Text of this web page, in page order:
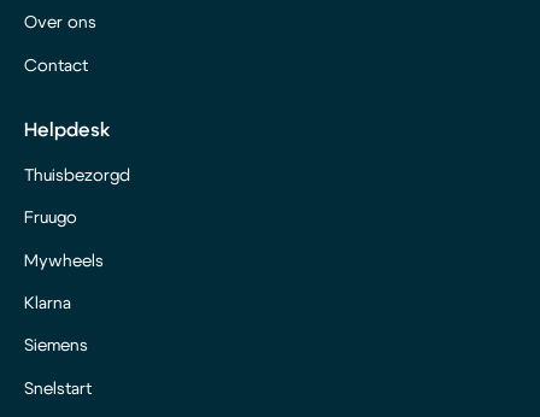
Over ons
Contact
Helpdesk
Thuisbezorgd
Fruugo
Mywheels
Klarna
Siemens
Snelstart